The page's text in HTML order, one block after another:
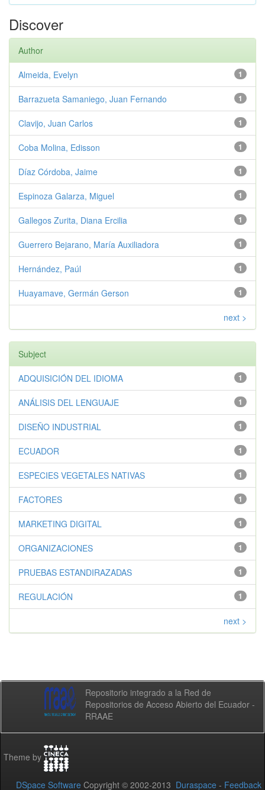
Discover
Author
1
Almeida, Evelyn
1
Barrazueta Samaniego, Juan Fernando
1
Clavijo, Juan Carlos
1
Coba Molina, Edisson
1
Díaz Córdoba, Jaime
1
Espinoza Galarza, Miguel
1
Gallegos Zurita, Diana Ercilia
1
Guerrero Bejarano, María Auxiliadora
1
Hernández, Paúl
1
Huayamave, Germán Gerson
next >
Subject
1
ADQUISICIÓN DEL IDIOMA
1
ANÁLISIS DEL LENGUAJE
1
DISEÑO INDUSTRIAL
1
ECUADOR
1
ESPECIES VEGETALES NATIVAS
1
FACTORES
1
MARKETING DIGITAL
1
ORGANIZACIONES
1
PRUEBAS ESTANDIRAZADAS
1
REGULACIÓN
next >
Repositorio integrado a la Red de
Repositorios de Acceso Abierto del Ecuador -
RRAAE
Theme by
DSpace Software Copyright © 2002-2013 Duraspace - Feedback